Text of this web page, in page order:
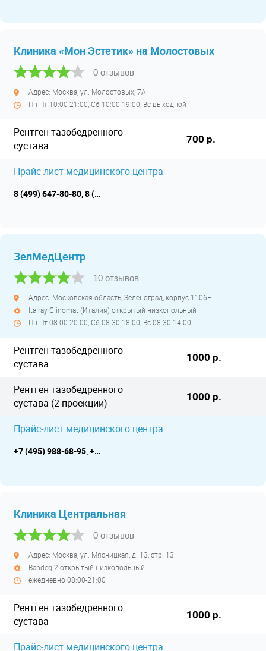
Клиника «Мон Эстетик» на Молостовых
0 отзывов
Адрес: Москва, ул. Молостовых, 7А
Пн-Пт 10:00-21:00, Сб 10:00-19:00, Вс выходной
Рентген тазобедренного
сустава
700 р.
Прайс-лист медицинского центра
8 (499) 647-80-80, 8 (495) 782-84-99
ЗелМедЦентр
10 отзывов
Адрес: Московская область, Зеленоград, корпус 1106Е
Italray Clinomat (Италия) открытый низкопольный
Пн-Пт 08:00-20:00, Сб 08:30-18:00, Вс 08:30-14:00
Рентген тазобедренного
сустава
1000 р.
Рентген тазобедренного
сустава (2 проекции)
1000 р.
Прайс-лист медицинского центра
+7 (495) 988-68-95, +7 (495) 944-77-70, +7 (499) 734-22-17
Клиника Центральная
0 отзывов
Адрес: Москва, ул. Мясницкая, д. 13, стр. 13
Bandeq 2 открытый низкопольный
ежедневно 08:00-21:00
Рентген тазобедренного
сустава
1000 р.
Прайс-лист медицинского центра